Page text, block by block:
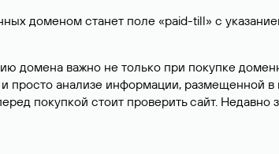
доменом станет поле «paid-till» с
домена важно не только при покупке
просто анализе информации, размещенной
покупкой стоит проверить сайт.